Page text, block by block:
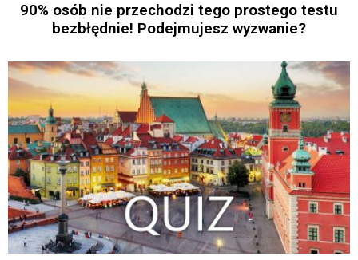
90% osób nie przechodzi tego prostego testu
bezbłędnie! Podejmujesz wyzwanie?